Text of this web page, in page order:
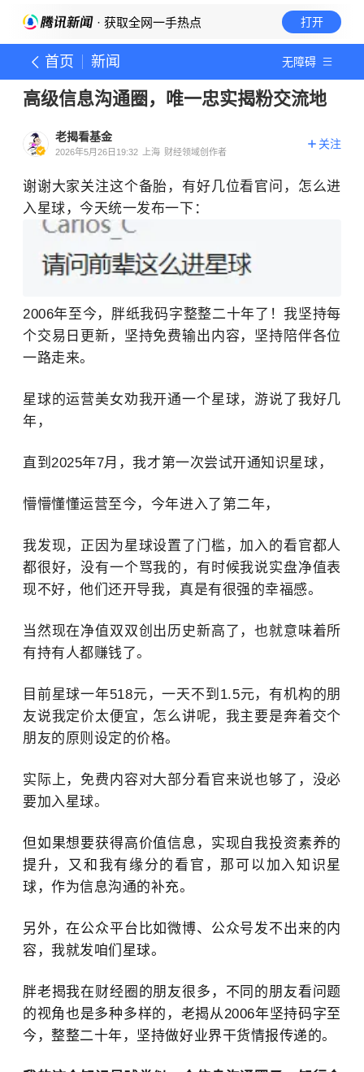
· 获取全网一手热点 打开
首页 新闻 无障碍
高级信息沟通圈，唯一忠实揭粉交流地
老揭看基金
2026年5月26日19:32 上海 财经领域创作者
关注
谢谢大家关注这个备胎，有好几位看官问，怎么进
入星球，今天统一发布一下：
2006年至今，胖纸我码字整整二十年了！我坚持每
个交易日更新，坚持免费输出内容，坚持陪伴各位
一路走来。
星球的运营美女劝我开通一个星球，游说了我好几
年，
直到2025年7月，我才第一次尝试开通知识星球，
懵懵懂懂运营至今，今年进入了第二年，
我发现，正因为星球设置了门槛，加入的看官都人
都很好，没有一个骂我的，有时候我说实盘净值表
现不好，他们还开导我，真是有很强的幸福感。
当然现在净值双双创出历史新高了，也就意味着所
有持有人都赚钱了。
目前星球一年518元，一天不到1.5元，有机构的朋
友说我定价太便宜，怎么讲呢，我主要是奔着交个
朋友的原则设定的价格。
实际上，免费内容对大部分看官来说也够了，没必
要加入星球。
但如果想要获得高价值信息，实现自我投资素养的
提升，又和我有缘分的看官，那可以加入知识星
球，作为信息沟通的补充。
另外，在公众平台比如微博、公众号发不出来的内
容，我就发咱们星球。
胖老揭我在财经圈的朋友很多，不同的朋友看问题
的视角也是多种多样的，老揭从2006年坚持码字至
今，整整二十年，坚持做好业界干货情报传递的。